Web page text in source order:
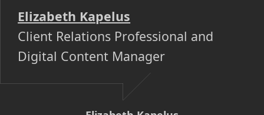
Elizabeth Kapelus
Client Relations Professional and
Digital Content Manager